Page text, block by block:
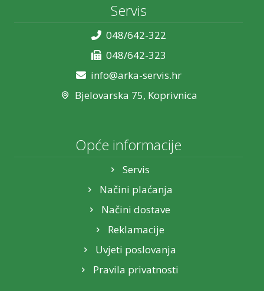
Servis
048/642-322
048/642-323
info@arka-servis.hr
Bjelovarska 75, Koprivnica
Opće informacije
Servis
Načini plaćanja
Načini dostave
Reklamacije
Uvjeti poslovanja
Pravila privatnosti